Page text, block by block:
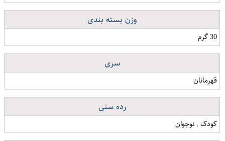
وزن بسته بندی
30 گرم
سری
قهرمانان
رده سنی
کودک , نوجوان